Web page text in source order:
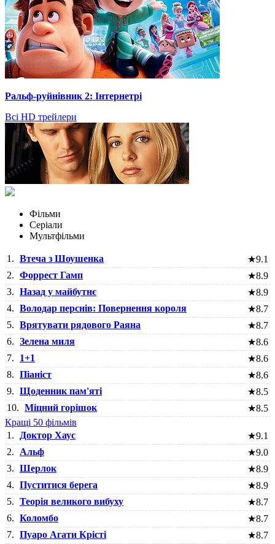
Ральф-руйнівник 2: Інтернетрі
Всі HD трейлери
Фільми
Серіали
Мультфільми
1. Втеча з Шоушенка ★9.1
2. Форрест Гамп ★8.9
3. Назад у майбутнє ★8.9
4. Володар перснів: Повернення короля ★8.7
5. Врятувати рядового Раяна ★8.7
6. Зелена миля ★8.6
7.
1+1 ★8.6
8. Піаніст ★8.6
9. Щоденник пам'яті ★8.5
10. Міцний горішок ★8.5
Кращі 50 фільмів
1.
Доктор Хаус ★9.1
2.
Альф ★9.0
3. Шерлок ★8.9
4. Пуститися берега ★8.9
5. Теорія великого вибуху ★8.7
6. Коломбо ★8.7
7. Пуаро Агати Крісті ★8.7